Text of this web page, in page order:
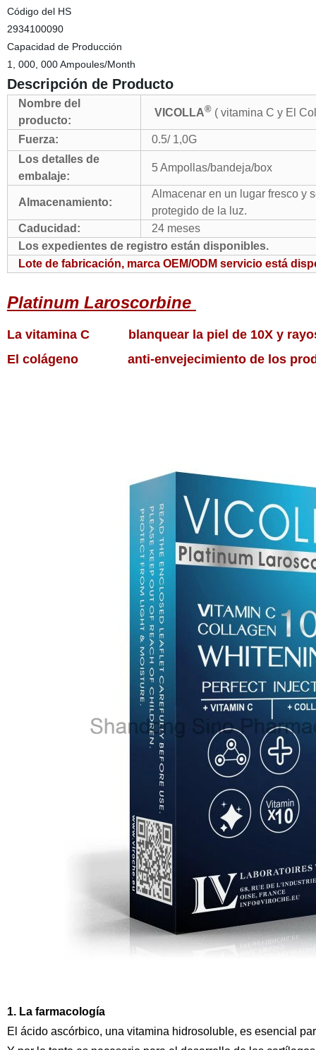
Código del HS
2934100090
Capacidad de Producción
1, 000, 000 Ampoules/Month
Descripción de Producto
Nombre del
producto:
VICOLLA®( vitamina C y El
Fuerza:
0.5/ 1,0G
Los detalles de
embalaje:
5Ampollas/bandeja/box
Almacenamiento:
Almacenar en un lugar fresco y
protegido de la luz.
Caducidad:
24 meses
Los expedientes de registro están disponibles.
Lote de fabricación, marca OEM/ODM servicio está
Platinum Laroscorbine
La vitamina C
blanquear la piel de 10X y
El colágeno
anti-envejecimiento de los
1. La farmacología
El ácido ascórbico, una vitamina hidrosoluble, es esencial